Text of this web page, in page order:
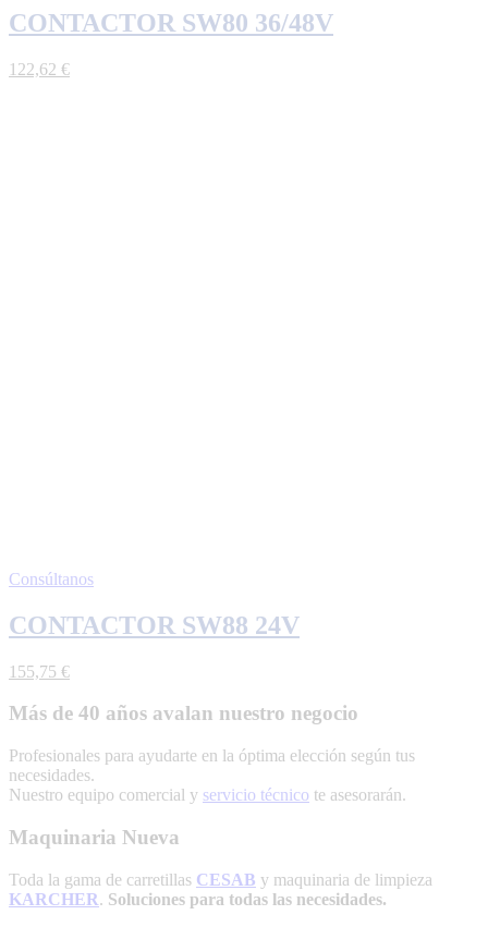
CONTACTOR SW80 36/48V
122,62 €
Consúltanos
CONTACTOR SW88 24V
155,75 €
Más de 40 años avalan nuestro negocio
Profesionales para ayudarte en la óptima elección según tus
necesidades.
Nuestro equipo comercial y servicio técnico te asesorarán.
Maquinaria Nueva
Toda la gama de carretillas CESAB y maquinaria de limpieza
KARCHER. Soluciones para todas las necesidades.